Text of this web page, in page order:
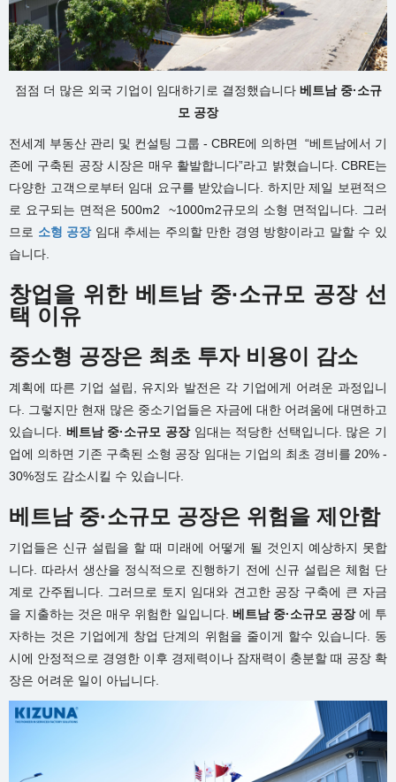
점점 더 많은 외국 기업이 임대하기로 결정했습니다 베트남 중·소규
모 공장
전세계 부동산 관리 및 컨설팅 그룹 - CBRE에 의하면 “베트남에서 기
존에 구축된 공장 시장은 매우 활발합니다”라고 밝혔습니다. CBRE는
다양한 고객으로부터 임대 요구를 받았습니다. 하지만 제일 보편적으
로 요구되는 면적은 500m2 ~1000m2규모의 소형 면적입니다. 그러
므로 소형 공장임대 추세는 주의할 만한 경영 방향이라고 말할 수 있
습니다.
창업을 위한 베트남 중·소규모 공장 선
택 이유
중소형 공장은 최초 투자 비용이 감소
계획에 따른 기업 설립, 유지와 발전은 각 기업에게 어려운 과정입니
다. 그렇지만 현재 많은 중소기업들은 자금에 대한 어려움에 대면하고
있습니다. 베트남 중·소규모 공장임대는 적당한 선택입니다. 많은 기
업에 의하면 기존 구축된 소형 공장 임대는 기업의 최초 경비를 20% -
30%정도 감소시킬 수 있습니다.
베트남 중·소규모 공장은 위험을 제안함
기업들은 신규 설립을 할 때 미래에 어떻게 될 것인지 예상하지 못합
니다. 따라서 생산을 정식적으로 진행하기 전에 신규 설립은 체험 단
계로 간주됩니다. 그러므로 토지 임대와 견고한 공장 구축에 큰 자금
을 지출하는 것은 매우 위험한 일입니다. 베트남 중·소규모 공장에 투
자하는 것은 기업에게 창업 단계의 위험을 줄이게 할수 있습니다. 동
시에 안정적으로 경영한 이후 경제력이나 잠재력이 충분할 때 공장 확
장은 어려운 일이 아닙니다.